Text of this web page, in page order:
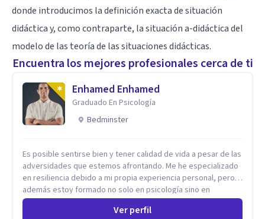
donde introducimos la definición exacta de situación
didáctica y, como contraparte, la situación a-didáctica del
modelo de las teoría de las situaciones didácticas.
Encuentra los mejores profesionales cerca de ti
Enhamed Enhamed
Graduado En Psicología
Bedminster
Es posible sentirse bien y tener calidad de vida a pesar de las
adversidades que estemos afrontando. Me he especializado
en resiliencia debido a mi propia experiencia personal, pero
además estoy formado no solo en psicología sino en
coaching y técnicas de alto impacto centradas en: depresión,
ansiedad y terapia de parejas. Sé que con el plan correcto y
Ver perfil